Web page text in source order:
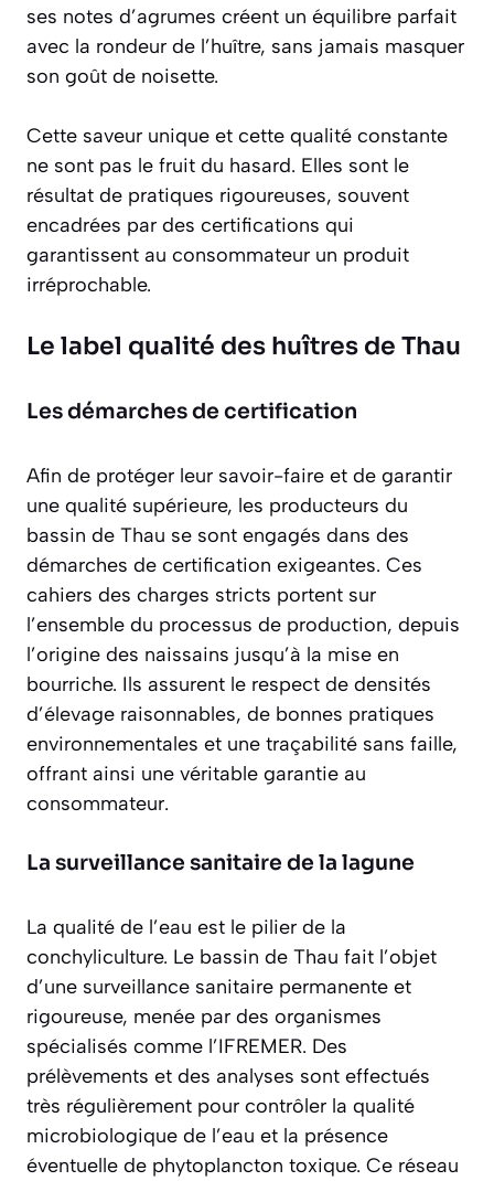
ses notes d’agrumes créent un équilibre parfait
avec la rondeur de l’huître, sans jamais masquer
son goût de noisette.
Cette saveur unique et cette qualité constante
ne sont pas le fruit du hasard. Elles sont le
résultat de pratiques rigoureuses, souvent
encadrées par des certifications qui
garantissent au consommateur un produit
irréprochable.
Le label qualité des huîtres de Thau
Les démarches de certification
Afin de protéger leur savoir-faire et de garantir
une qualité supérieure, les producteurs du
bassin de Thau se sont engagés dans des
démarches de certification exigeantes. Ces
cahiers des charges stricts portent sur
l’ensemble du processus de production, depuis
l’origine des naissains jusqu’à la mise en
bourriche. Ils assurent le respect de densités
d’élevage raisonnables, de bonnes pratiques
environnementales et une traçabilité sans faille,
offrant ainsi une véritable garantie au
consommateur.
La surveillance sanitaire de la lagune
La qualité de l’eau est le pilier de la
conchyliculture. Le bassin de Thau fait l’objet
d’une surveillance sanitaire permanente et
rigoureuse, menée par des organismes
spécialisés comme l’IFREMER. Des
prélèvements et des analyses sont effectués
très régulièrement pour contrôler la qualité
microbiologique de l’eau et la présence
éventuelle de phytoplancton toxique. Ce réseau